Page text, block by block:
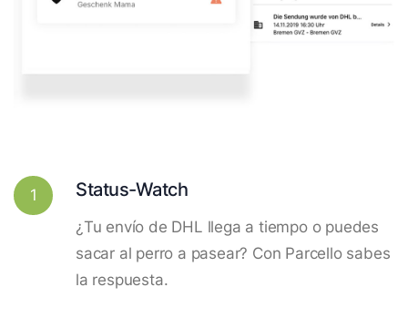
1 Status-Watch
¿Tu envío de DHL llega a tiempo o puedes
sacar al perro a pasear? Con Parcello sabes
la respuesta.